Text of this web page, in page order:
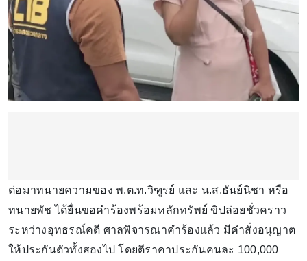
ต่อมาทนายความของ พ.ต.ท.วิฑูรย์ และ น.ส.ธันย์นิชา หรือ
ทนายพัช ได้ยื่นขอคำร้องพร้อมหลักทรัพย์ ขิปล่อยชั่วคราว
ระหว่างอุทธรณ์คดี ศาลพิจารณาคำร้องแล้ว มีคำสั่งอนุญาต
ให้ประกันตัวทั้งสองไป โดยตีราคาประกันคนละ 100,000